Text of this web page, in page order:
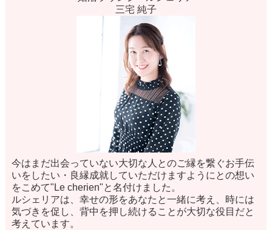
三宅 純子
今はまだ出会っていない大切な人とのご縁を繋ぐお手伝
いをしたい・良縁成就していただけますようにとの想い
をこめて"Le cherien"と名付けました。
ルシェリアは、幸せの形をあなたと一緒に考え、時には
気づきを促し、背中を押し続けることが大切な役目だと
考えています。